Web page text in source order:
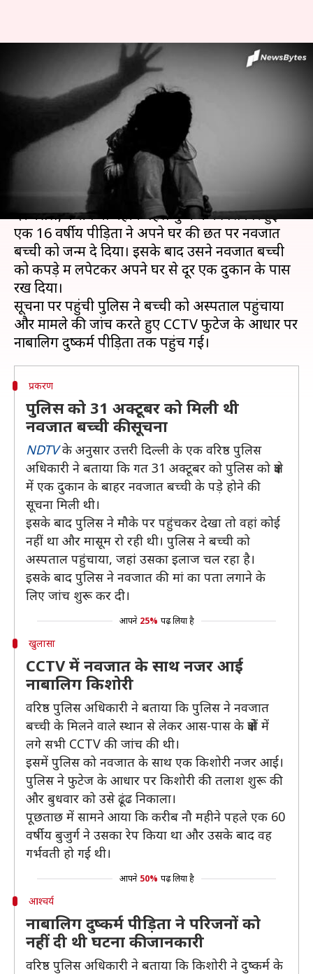
दिल्ली: नाबालिग रेप पीड़िता ने दिया
बच्ची को जन्म, पुलिस ने आरोपी को
किया गिरफ्तार
भारत शर्मा Nov 05, 2020
उत्तरी दिल्ली में एक चौंकाने वाला मामला सामने आया है।
दरअसल, करीब नौ महीने पहले दुष्कर्म की शिकार हुई
एक 16 वर्षीय पीड़िता ने अपने घर की छत पर नवजात
बच्ची को जन्म दे दिया। इसके बाद उसने नवजात बच्ची
को कपड़े में लपेटकर अपने घर से दूर एक दुकान के पास
रख दिया।
सूचना पर पहुंची पुलिस ने बच्ची को अस्पताल पहुंचाया
और मामले की जांच करते हुए CCTV फुटेज के आधार पर
प्रकरण
पुलिस को 31 अक्टूबर को मिली थी
नवजात बच्ची की सूचना
NDTVके अनुसार उत्तरी दिल्ली के एक वरिष्ठ पुलिस
अधिकारी ने बताया कि गत 31 अक्टूबर को पुलिस को क्षेत्र
में एक दुकान के बाहर नवजात बच्ची के पड़े होने की
सूचना मिली थी।
इसके बाद पुलिस ने मौके पर पहुंचकर देखा तो वहां कोई
नहीं था और मासूम रो रही थी। पुलिस ने बच्ची को
अस्पताल पहुंचाया, जहां उसका इलाज चल रहा है।
इसके बाद पुलिस ने नवजात की मां का पता लगाने के
लिए जांच शुरू कर दी।
आपने 25% पढ़ लिया है
खुलासा
CCTV में नवजात के साथ नजर आई
नाबालिग किशोरी
वरिष्ठ पुलिस अधिकारी ने बताया कि पुलिस ने नवजात
बच्ची के मिलने वाले स्थान से लेकर आस-पास के क्षेत्रों में
लगे सभी CCTV की जांच की थी।
इसमें पुलिस को नवजात के साथ एक किशोरी नजर आई।
पुलिस ने फुटेज के आधार पर किशोरी की तलाश शुरू की
और बुधवार को उसे ढूंढ निकाला।
पूछताछ में सामने आया कि करीब नौ महीने पहले एक 60
वर्षीय बुजुर्ग ने उसका रेप किया था और उसके बाद वह
गर्भवती हो गई थी।
आपने 50% पढ़ लिया है
आश्चर्य
नाबालिग दुष्कर्म पीड़िता ने परिजनों को
नहीं दी थी घटना की जानकारी
वरिष्ठ पुलिस अधिकारी ने बताया कि किशोरी ने दुष्कर्म के